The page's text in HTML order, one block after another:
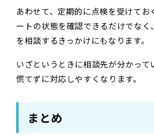
あわせて、定期的に点検を受けてお
ートの状態を確認できるだけでなく
を相談するきっかけにもなります。
いざというときに相談先が分かって
慌てずに対応しやすくなります。
まとめ